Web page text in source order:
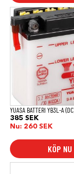
YUASA BATTERI YB3L-A
385 SEK
Nu: 260 SEK
KÖP NU